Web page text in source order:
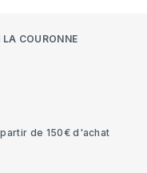
COURONNE
de 150€ d'achat